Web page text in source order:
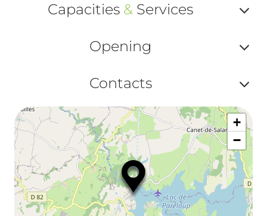
ou
Capacities & Services
ou
Opening
ou
et
Contacts
ou
+
−